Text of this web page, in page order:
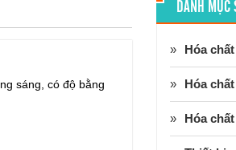
sáng, có độ bằng
DANH MỤC
Hóa
Hóa
Hóa